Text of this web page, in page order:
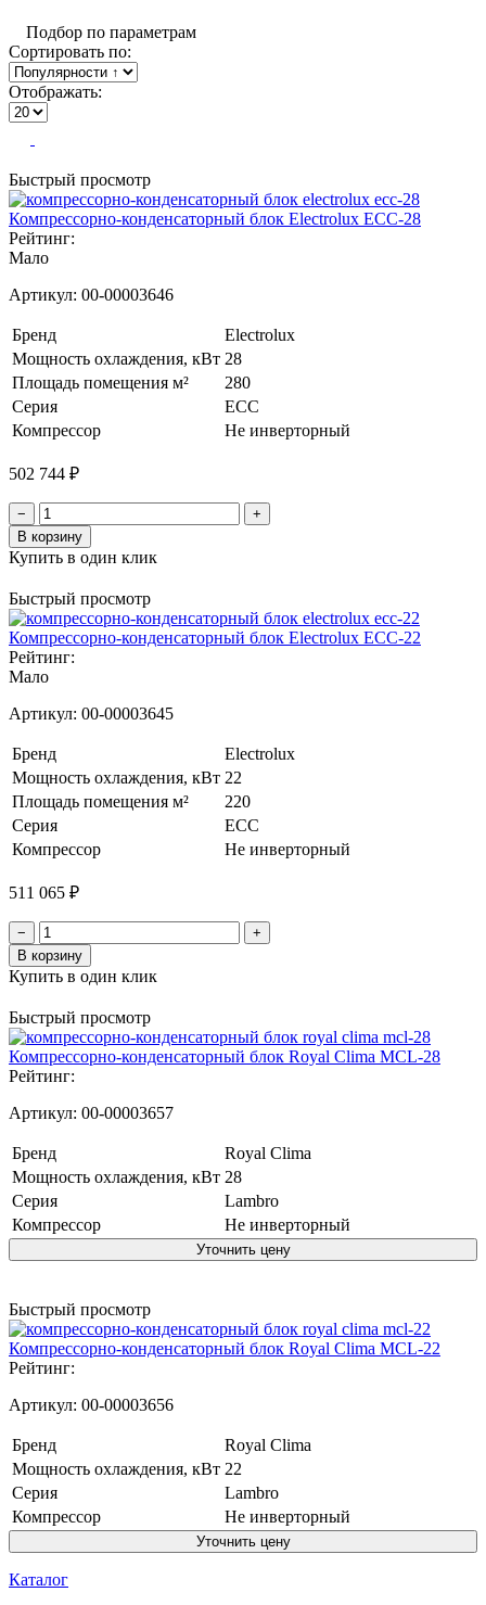
Подбор по параметрам
Сортировать по:
Отображать:
Быстрый просмотр
Компрессорно-конденсаторный блок Electrolux ECC-28
Рейтинг:
Мало
Артикул: 00-00003646
Бренд
Electrolux
Мощность охлаждения, кВт 28
Площадь помещения м²
280
Серия
ECC
Компрессор
Не инверторный
502 744 ₽
−
+
В корзину
Купить в один клик
Быстрый просмотр
Компрессорно-конденсаторный блок Electrolux ECC-22
Рейтинг:
Мало
Артикул: 00-00003645
Бренд
Electrolux
Мощность охлаждения, кВт 22
Площадь помещения м²
220
Серия
ECC
Компрессор
Не инверторный
511 065 ₽
−
+
В корзину
Купить в один клик
Быстрый просмотр
Компрессорно-конденсаторный блок Royal Clima MCL-28
Рейтинг:
Артикул: 00-00003657
Бренд
Royal Clima
Мощность охлаждения, кВт 28
Серия
Lambro
Компрессор
Не инверторный
Уточнить цену
Быстрый просмотр
Компрессорно-конденсаторный блок Royal Clima MCL-22
Рейтинг:
Артикул: 00-00003656
Бренд
Royal Clima
Мощность охлаждения, кВт 22
Серия
Lambro
Компрессор
Не инверторный
Уточнить цену
Каталог